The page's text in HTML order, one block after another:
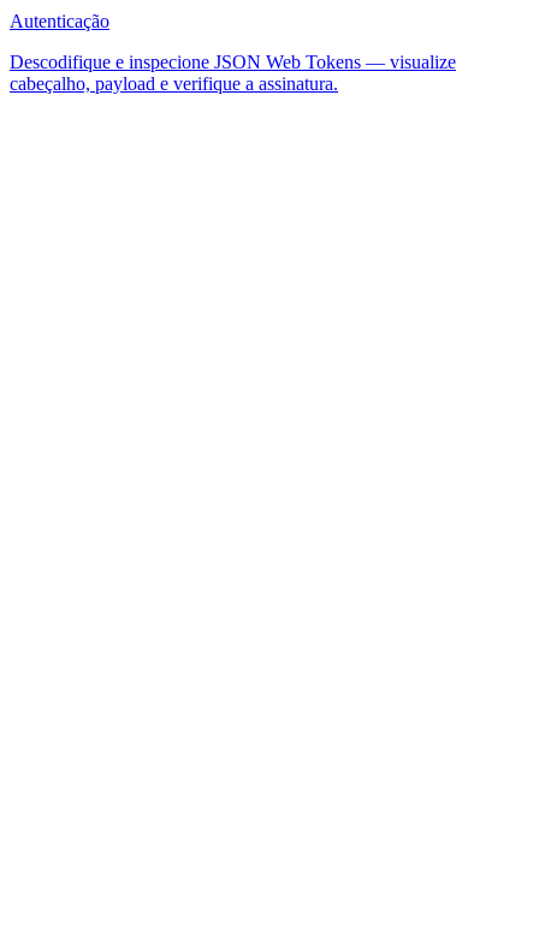
Autenticação
Descodifique e inspecione JSON Web Tokens — visualize
cabeçalho, payload e verifique a assinatura.